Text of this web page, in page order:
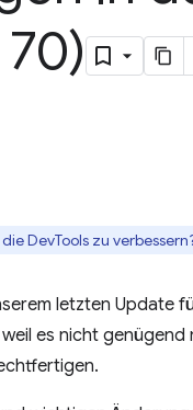
DevTools zu
letzten Update
es nicht